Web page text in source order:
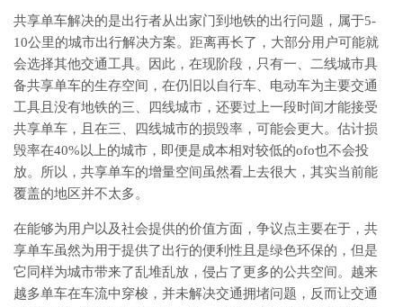
共享单车解决的是出行者从出家门到地铁的出行问题，属于5-
10公里的城市出行解决方案。距离再长了，大部分用户可能就
会选择其他交通工具。因此，在现阶段，只有一、二线城市具
备共享单车的生存空间，在仍旧以自行车、电动车为主要交通
工具且没有地铁的三、四线城市，还要过上一段时间才能接受
共享单车，且在三、四线城市的损毁率，可能会更大。估计损
毁率在40%以上的城市，即便是成本相对较低的ofo也不会投
放。所以，共享单车的增量空间虽然看上去很大，其实当前能
覆盖的地区并不太多。
在能够为用户以及社会提供的价值方面，争议点主要在于，共
享单车虽然为用于提供了出行的便利性且是绿色环保的，但是
它同样为城市带来了乱堆乱放，侵占了更多的公共空间。越来
越多单车在车流中穿梭，并未解决交通拥堵问题，反而让交通